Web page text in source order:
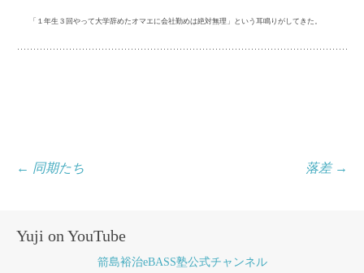
「１年生３回やって大学辞めたオマエに会社勤めは絶対無理」という耳鳴りがしてきた。
投← 同期たち 落差 →
Yuji on YouTube
箭島裕治eBASS塾公式チャンネル